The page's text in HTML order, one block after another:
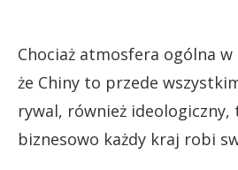
Chociaż atmosfera ogólna
że Chiny to przede
rywal, również ideologiczny,
biznesowo każdy kraj robi